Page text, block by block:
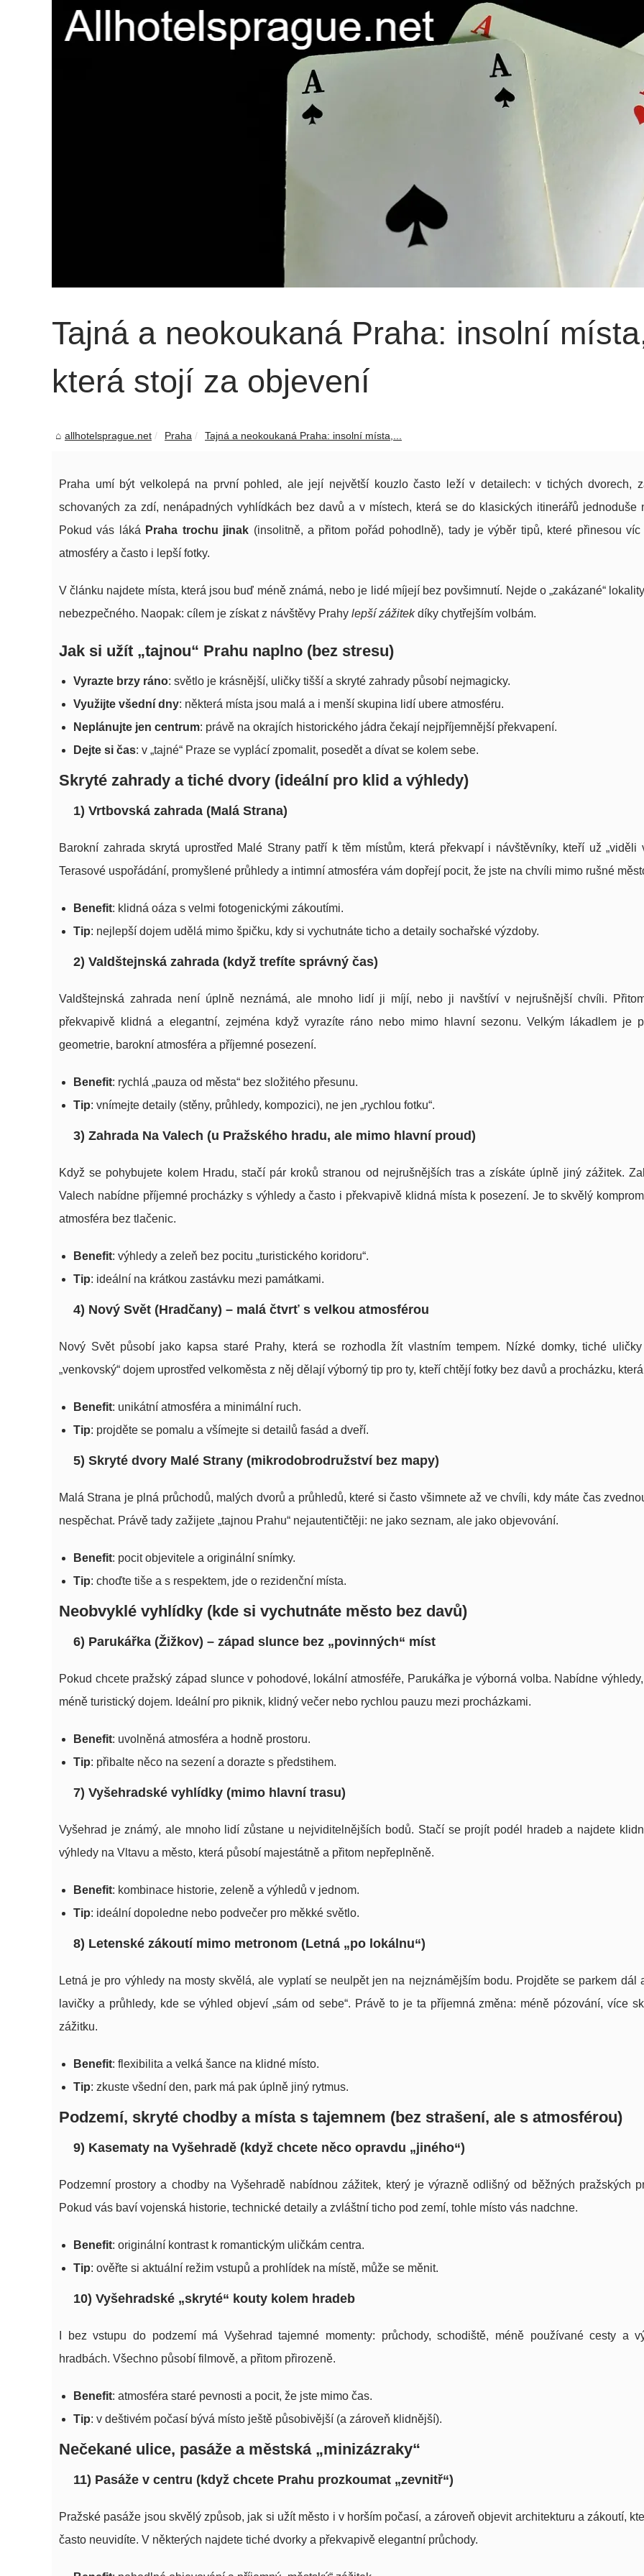
Tajná a neokoukaná Praha: insolní
která stojí za objevení
allhotelsprague.net Praha Tajná a neokoukaná Praha: insolní místa,...
Praha umí být velkolepá na první pohled, ale její největší kouzlo často leží v detailech: v tichých dvorech,
schovaných za zdí, nenápadných vyhlídkách bez davů a v místech, která se do klasických itinerářů jednoduše
Pokud vás láká Praha trochu jinak (insolitně, a přitom pořád pohodlně), tady je výběr tipů, které přinesou
atmosféry a často i lepší fotky.
V článku najdete místa, která jsou buď méně známá, nebo je lidé míjejí bez povšimnutí. Nejde o „zakázané“
nebezpečného. Naopak: cílem je získat z návštěvy Prahy lepší zážitekdíky chytřejším volbám.
Jak si užít „tajnou“ Prahu naplno (bez stresu)
Vyrazte brzy ráno: světlo je krásnější, uličky tišší a skryté zahrady působí nejmagicky.
Využijte všední dny: některá místa jsou malá a i menší skupina lidí ubere atmosféru.
Neplánujte jen centrum: právě na okrajích historického jádra čekají nejpříjemnější překvapení.
Dejte si čas: v „tajné“ Praze se vyplácí zpomalit, posedět a dívat se kolem sebe.
Skryté zahrady a tiché dvory (ideální pro klid a výhledy)
1) Vrtbovská zahrada (Malá Strana)
Barokní zahrada skrytá uprostřed Malé Strany patří k těm místům, která překvapí i návštěvníky, kteří už „viděli
Terasové uspořádání, promyšlené průhledy a intimní atmosféra vám dopřejí pocit, že jste na chvíli mimo rušné
Benefit: klidná oáza s velmi fotogenickými zákoutími.
Tip: nejlepší dojem udělá mimo špičku, kdy si vychutnáte ticho a detaily sochařské výzdoby.
2) Valdštejnská zahrada (když trefíte správný čas)
Valdštejnská zahrada není úplně neznámá, ale mnoho lidí ji míjí, nebo ji navštíví v nejrušnější chvíli.
překvapivě klidná a elegantní, zejména když vyrazíte ráno nebo mimo hlavní sezonu. Velkým lákadlem je
geometrie, barokní atmosféra a příjemné posezení.
Benefit: rychlá „pauza od města“ bez složitého přesunu.
Tip: vnímejte detaily (stěny, průhledy, kompozici), ne jen „rychlou fotku“.
3) Zahrada Na Valech (u Pražského hradu, ale mimo hlavní proud)
Když se pohybujete kolem Hradu, stačí pár kroků stranou od nejrušnějších tras a získáte úplně jiný zážitek.
Valech nabídne příjemné procházky s výhledy a často i překvapivě klidná místa k posezení. Je to skvělý
atmosféra bez tlačenic.
Benefit: výhledy a zeleň bez pocitu „turistického koridoru“.
Tip: ideální na krátkou zastávku mezi památkami.
4) Nový Svět (Hradčany) – malá čtvrť s velkou atmosférou
Nový Svět působí jako kapsa staré Prahy, která se rozhodla žít vlastním tempem. Nízké domky, tiché
„venkovský“ dojem uprostřed velkoměsta z něj dělají výborný tip pro ty, kteří chtějí fotky bez davů a procházku,
Benefit: unikátní atmosféra a minimální ruch.
Tip: projděte se pomalu a všímejte si detailů fasád a dveří.
5) Skryté dvory Malé Strany (mikrodobrodružství bez mapy)
Malá Strana je plná průchodů, malých dvorů a průhledů, které si často všimnete až ve chvíli, kdy máte čas
nespěchat. Právě tady zažijete „tajnou Prahu“ nejautentičtěji: ne jako seznam, ale jako objevování.
Benefit: pocit objevitele a originální snímky.
Tip: choďte tiše a s respektem, jde o rezidenční místa.
Neobvyklé vyhlídky (kde si vychutnáte město bez davů)
6) Parukářka (Žižkov) – západ slunce bez „povinných“ míst
Pokud chcete pražský západ slunce v pohodové, lokální atmosféře, Parukářka je výborná volba. Nabídne
méně turistický dojem. Ideální pro piknik, klidný večer nebo rychlou pauzu mezi procházkami.
Benefit: uvolněná atmosféra a hodně prostoru.
Tip: přibalte něco na sezení a dorazte s předstihem.
7) Vyšehradské vyhlídky (mimo hlavní trasu)
Vyšehrad je známý, ale mnoho lidí zůstane u nejviditelnějších bodů. Stačí se projít podél hradeb a najdete
výhledy na Vltavu a město, která působí majestátně a přitom nepřeplněně.
Benefit: kombinace historie, zeleně a výhledů v jednom.
Tip: ideální dopoledne nebo podvečer pro měkké světlo.
8) Letenské zákoutí mimo metronom (Letná „po lokálnu“)
Letná je pro výhledy na mosty skvělá, ale vyplatí se neulpět jen na nejznámějším bodu. Projděte se parkem dál
lavičky a průhledy, kde se výhled objeví „sám od sebe“. Právě to je ta příjemná změna: méně pózování, více
zážitku.
Benefit: flexibilita a velká šance na klidné místo.
Tip: zkuste všední den, park má pak úplně jiný rytmus.
Podzemí, skryté chodby a místa s tajemnem (bez strašení, ale s atmosférou)
9) Kasematy na Vyšehradě (když chcete něco opravdu „jiného“)
Podzemní prostory a chodby na Vyšehradě nabídnou zážitek, který je výrazně odlišný od běžných pražských
Pokud vás baví vojenská historie, technické detaily a zvláštní ticho pod zemí, tohle místo vás nadchne.
Benefit: originální kontrast k romantickým uličkám centra.
Tip: ověřte si aktuální režim vstupů a prohlídek na místě, může se měnit.
10) Vyšehradské „skryté“ kouty kolem hradeb
I bez vstupu do podzemí má Vyšehrad tajemné momenty: průchody, schodiště, méně používané cesty a
hradbách. Všechno působí filmově, a přitom přirozeně.
Benefit: atmosféra staré pevnosti a pocit, že jste mimo čas.
Tip: v deštivém počasí bývá místo ještě působivější (a zároveň klidnější).
Nečekané ulice, pasáže a městská „minizázraky“
11) Pasáže v centru (když chcete Prahu prozkoumat „zevnitř“)
Pražské pasáže jsou skvělý způsob, jak si užít město i v horším počasí, a zároveň objevit architekturu a zákoutí,
často neuvidíte. V některých najdete tiché dvorky a překvapivě elegantní průchody.